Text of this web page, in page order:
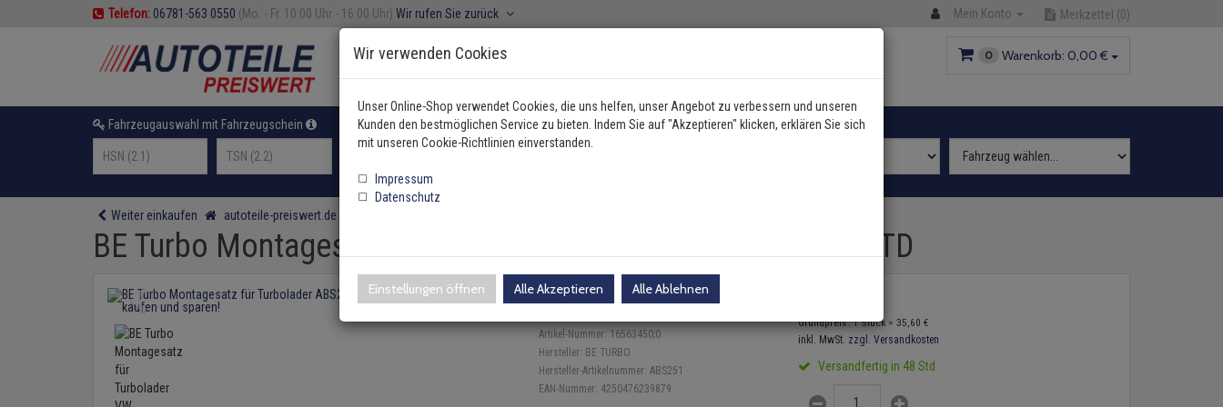
Telefon: 06781-563 0550 (Mo. - Fr. 10:00 Uhr - 16:00 Uhr) Wir rufen Sie zurück Mein Konto Merkzettel (0)
0 Warenkorb: 0,00 €
Fahrzeugauswahl mit Fahrzeugschein oder Fahrzeugtyp manuell wählen
Weiter einkaufen autoteile-preiswert.de
BE Turbo Montagesatz für Turbolader VW Transporter T4 1,9 TD
Einloggen und Bewertung schreiben
Artikel-Nummer: 16563450;0
Hersteller: BE TURBO
Hersteller-Artikelnummer:ABS251
EAN-Nummer: 4250476239879
Grundpreis: 1 Stück = 35,60 €
inkl. MwSt. zzgl. Versandkosten
Versandfertig in 48 Std
Wir verwenden Cookies
Unser Online-Shop verwendet Cookies, die uns helfen, unser Angebot zu verbessern und unseren
Kunden den bestmöglichen Service zu bieten. Indem Sie auf "Akzeptieren" klicken, erklären Sie sich
mit unseren Cookie-Richtlinien einverstanden.
Impressum
Datenschutz
Einstellungen öffnen Alle Akzeptieren Alle Ablehnen